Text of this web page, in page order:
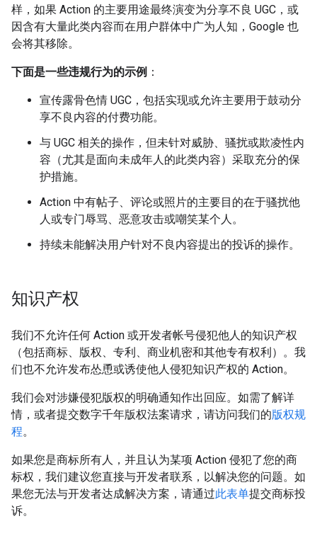
样，如果 Action 的主要用途最终演变为分享不良 UGC，或
因含有大量此类内容而在用户群体中广为人知，Google 也
会将其移除。
下面是一些违规行为的示例 ：
宣传露骨色情 UGC，包括实现或允许主要用于鼓动分
享不良内容的付费功能。
与 UGC 相关的操作，但未针对威胁、骚扰或欺凌性内
容（尤其是面向未成年人的此类内容）采取充分的保
护措施。
Action 中有帖子、评论或照片的主要目的在于骚扰他
人或专门辱骂、恶意攻击或嘲笑某个人。
持续未能解决用户针对不良内容提出的投诉的操作。
知识产权
我们不允许任何 Action 或开发者帐号侵犯他人的知识产权
（包括商标、版权、专利、商业机密和其他专有权利）。我
们也不允许发布怂恿或诱使他人侵犯知识产权的 Action。
我们会对涉嫌侵犯版权的明确通知作出回应。如需了解详
情，或者提交数字千年版权法案请求，请访问我们的版权规
程。
如果您是商标所有人，并且认为某项 Action 侵犯了您的商
标权，我们建议您直接与开发者联系，以解决您的问题。如
果您无法与开发者达成解决方案，请通过此表单提交商标投
诉。